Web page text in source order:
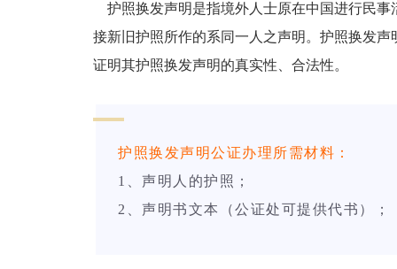
护照换发声明是指境外人士原在中国进行民事
接新旧护照所作的系同一人之声明。护照换发
证明其护照换发声明的真实性、合法性。
护照换发声明公证办理所需材料：
1、声明人的护照；
2、声明书文本（公证处可提供代书）；